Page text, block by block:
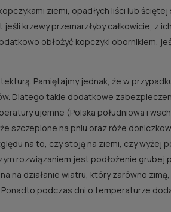
ziemi, opadłych liści lub ściętej
krzewy przemarzłyby całkowicie, z
obłożyć kopczyki obornikiem,
Pamiętajmy jednak, że w
Dlatego takie dodatkowe
ujemne (Polska południowa i
szczepione na pniu oraz róże
na to, czy stoją na ziemi, czy wyżej
rozwiązaniem jest podłożenie grubej
na działanie wiatru, który zarówno
podczas dni o temperaturze